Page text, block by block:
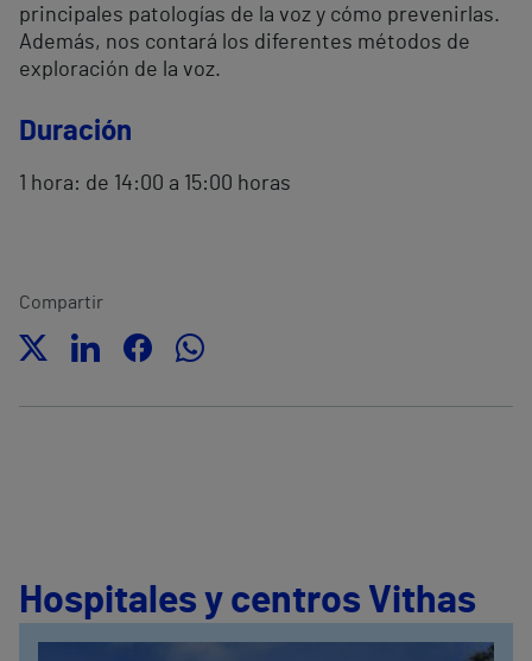
principales patologías de la voz y cómo prevenirlas.
Además, nos contará los diferentes métodos de
exploración de la voz.
Duración
1 hora: de 14:00 a 15:00 horas
Compartir
Hospitales y centros Vithas